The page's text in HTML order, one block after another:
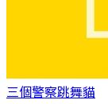
三個警察跳舞貓